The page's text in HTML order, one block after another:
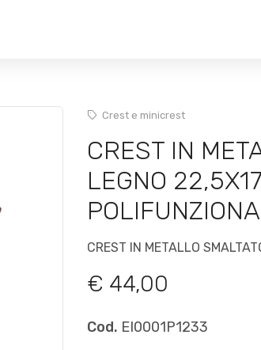
Crest e minicrest
CREST IN
LEGNO
CREST IN METALLO
€ 44,00
Cod. EI0001P1233